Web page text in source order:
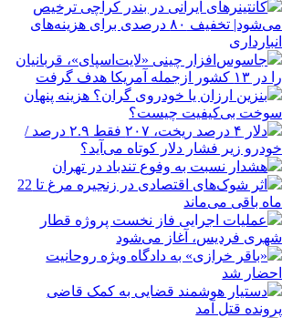
کانتینرهای ایرانی در بندر کراچی ترخیص
می‌شود| تخفیف ۸۰ درصدی برای هزینه‌های
انبارداری
جاسوس‌افزار چینی «لایت‌اسپای»، قربانیان
را در ۱۳ کشور ازجمله آمریکا هدف گرفت
بنزین ارزان یا خودروی گران؟ هزینه پنهان
سوخت بی‌کیفیت چیست؟
دلار ۴ درصد ریخت، ۲۰۷ فقط ۲.۹ درصد /
خودرو زیر فشار دلار کوتاه می‌آید؟
هشدار نسبت به وفوع تندباد در تهران
اثر شوک‌های اقتصادی در زنجیره مرغ تا 22
ماه باقی می‌ماند
عملیات اجرایی فاز نخست پروژه قطار
شهری فردیس، آغاز می‌شود
«باقر خرازی» به دادگاه ویژه روحانیت
احضار شد
دستیار هوشمند قضایی به کمک قاضی
پرونده قتل آمد